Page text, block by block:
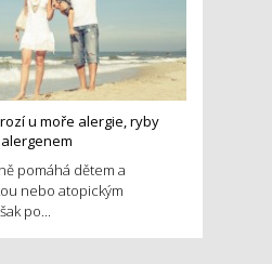
u moře alergie, ryby
pomáhá dětem a
nebo atopickým
po...